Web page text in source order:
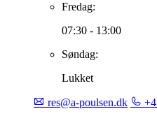
Fredag:
07:30 - 13:00
Søndag:
Lukket
res@a-poulsen.dk